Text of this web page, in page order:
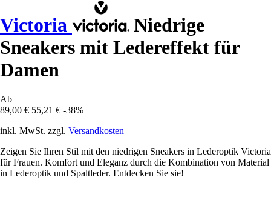
Victoria
Niedrige
Sneakers mit Ledereffekt für
Damen
Ab
89,00 € 55,21 € -38%
inkl. MwSt. zzgl. Versandkosten
Zeigen Sie Ihren Stil mit den niedrigen Sneakers in Lederoptik Victoria
für Frauen. Komfort und Eleganz durch die Kombination von Material
in Lederoptik und Spaltleder. Entdecken Sie sie!